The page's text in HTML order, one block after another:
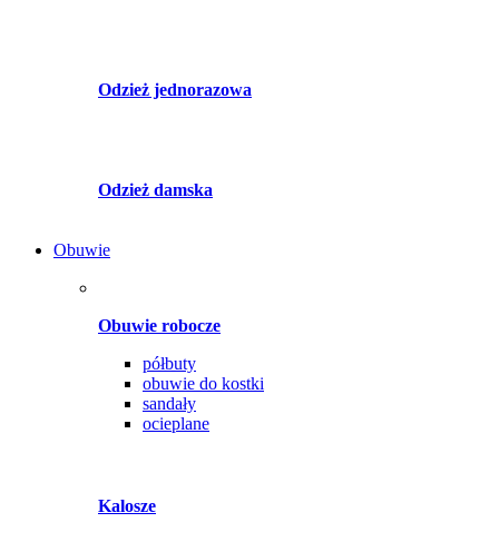
Odzież jednorazowa
Odzież damska
Obuwie
Obuwie robocze
półbuty
obuwie do kostki
sandały
ocieplane
Kalosze